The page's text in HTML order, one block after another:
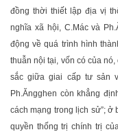
đồng thời thiết lập địa vị
nghĩa xã hội, C.Mác và
động về quá trình hình
thuẫn nội tại, vốn có của
sắc giữa giai cấp tư sản
Ph.Ăngghen còn khẳng
cách mạng trong lịch sử”;
quyền thống trị chính trị